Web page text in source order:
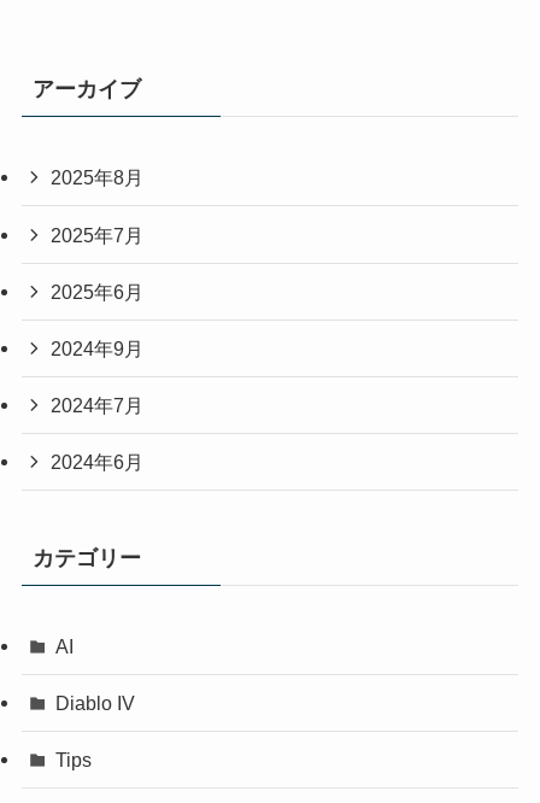
アーカイブ
2025年8月
2025年7月
2025年6月
2024年9月
2024年7月
2024年6月
カテゴリー
AI
Diablo IV
Tips